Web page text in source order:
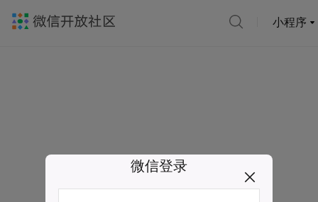
小程序
微信登录